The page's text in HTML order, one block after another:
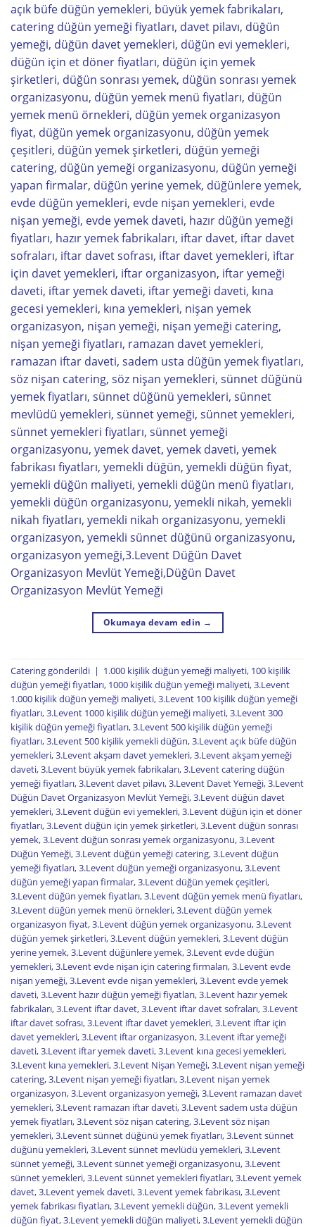
açık büfe düğün yemekleri, büyük yemek fabrikaları,
catering düğün yemeği fiyatları, davet pilavı, düğün
yemeği, düğün davet yemekleri, düğün evi yemekleri,
düğün için et döner fiyatları, düğün için yemek
şirketleri, düğün sonrası yemek, düğün sonrası yemek
organizasyonu, düğün yemek menü fiyatları, düğün
yemek menü örnekleri, düğün yemek organizasyon
fiyat, düğün yemek organizasyonu, düğün yemek
çeşitleri, düğün yemek şirketleri, düğün yemeği
catering, düğün yemeği organizasyonu, düğün yemeği
yapan firmalar, düğün yerine yemek, düğünlere yemek,
evde düğün yemekleri, evde nişan yemekleri, evde
nişan yemeği, evde yemek daveti, hazır düğün yemeği
fiyatları, hazır yemek fabrikaları, iftar davet, iftar davet
sofraları, iftar davet sofrası, iftar davet yemekleri, iftar
için davet yemekleri, iftar organizasyon, iftar yemeği
daveti, iftar yemek daveti, iftar yemeği daveti, kına
gecesi yemekleri, kına yemekleri, nişan yemek
organizasyon, nişan yemeği, nişan yemeği catering,
nişan yemeği fiyatları, ramazan davet yemekleri,
ramazan iftar daveti, sadem usta düğün yemek fiyatları,
söz nişan catering, söz nişan yemekleri, sünnet düğünü
yemek fiyatları, sünnet düğünü yemekleri, sünnet
mevlüdü yemekleri, sünnet yemeği, sünnet yemekleri,
sünnet yemekleri fiyatları, sünnet yemeği
organizasyonu, yemek davet, yemek daveti, yemek
fabrikası fiyatları, yemekli düğün, yemekli düğün fiyat,
yemekli düğün maliyeti, yemekli düğün menü fiyatları,
yemekli düğün organizasyonu, yemekli nikah, yemekli
nikah fiyatları, yemekli nikah organizasyonu, yemekli
organizasyon, yemekli sünnet düğünü organizasyonu,
organizasyon yemeği,3.Levent Düğün Davet
Organizasyon Mevlüt Yemeği,Düğün Davet
Organizasyon Mevlüt Yemeği
Okumaya devam edin →
Cateringgönderildi | 1.000 kişilik düğün yemeği maliyeti, 100 kişilik
düğün yemeği fiyatları, 1000 kişilik düğün yemeği maliyeti,3.Levent
1.000 kişilik düğün yemeği maliyeti,3.Levent 100 kişilik düğün yemeği
fiyatları,3.Levent 1000 kişilik düğün yemeği maliyeti,3.Levent 300
kişilik düğün yemeği fiyatları,3.Levent 500 kişilik düğün yemeği
fiyatları,3.Levent 500 kişilik yemekli düğün,3.Levent açık büfe düğün
yemekleri,3.Levent akşam davet yemekleri,3.Levent akşam yemeği
daveti,3.Levent büyük yemek fabrikaları,3.Levent catering düğün
yemeği fiyatları,3.Levent davet pilavı,3.Levent Davet Yemeği,3.Levent
Düğün Davet Organizasyon Mevlüt Yemeği,3.Levent düğün davet
yemekleri,3.Levent düğün evi yemekleri,3.Levent düğün için et döner
fiyatları,3.Levent düğün için yemek şirketleri,3.Levent düğün sonrası
yemek,3.Levent düğün sonrası yemek organizasyonu,3.Levent
Düğün Yemeği,3.Levent düğün yemeği catering,3.Levent düğün
yemeği fiyatları,3.Levent düğün yemeği organizasyonu,3.Levent
düğün yemeği yapan firmalar,3.Levent düğün yemek çeşitleri,
3.Levent düğün yemek fiyatları,3.Levent düğün yemek menü fiyatları,
3.Levent düğün yemek menü örnekleri,3.Levent düğün yemek
organizasyon fiyat,3.Levent düğün yemek organizasyonu,3.Levent
düğün yemek şirketleri,3.Levent düğün yemekleri,3.Levent düğün
yerine yemek,3.Levent düğünlere yemek,3.Levent evde düğün
yemekleri,3.Levent evde nişan için catering firmaları,3.Levent evde
nişan yemeği,3.Levent evde nişan yemekleri,3.Levent evde yemek
daveti,3.Levent hazır düğün yemeği fiyatları,3.Levent hazır yemek
fabrikaları,3.Levent iftar davet,3.Levent iftar davet sofraları,3.Levent
iftar davet sofrası,3.Levent iftar davet yemekleri,3.Levent iftar için
davet yemekleri,3.Levent iftar organizasyon,3.Levent iftar yemeği
daveti,3.Levent iftar yemek daveti,3.Levent kına gecesi yemekleri,
3.Levent kına yemekleri,3.Levent Nişan Yemeği,3.Levent nişan yemeği
catering,3.Levent nişan yemeği fiyatları,3.Levent nişan yemek
organizasyon,3.Levent organizasyon yemeği,3.Levent ramazan davet
yemekleri,3.Levent ramazan iftar daveti,3.Levent sadem usta düğün
yemek fiyatları,3.Levent söz nişan catering,3.Levent söz nişan
yemekleri,3.Levent sünnet düğünü yemek fiyatları,3.Levent sünnet
düğünü yemekleri,3.Levent sünnet mevlüdü yemekleri,3.Levent
sünnet yemeği,3.Levent sünnet yemeği organizasyonu,3.Levent
sünnet yemekleri,3.Levent sünnet yemekleri fiyatları,3.Levent yemek
davet,3.Levent yemek daveti,3.Levent yemek fabrikası,3.Levent
yemek fabrikası fiyatları,3.Levent yemekli düğün,3.Levent yemekli
düğün fiyat,3.Levent yemekli düğün maliyeti,3.Levent yemekli düğün